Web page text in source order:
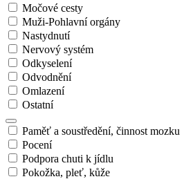
Močové cesty
Muži-Pohlavní orgány
Nastydnutí
Nervový systém
Odkyselení
Odvodnění
Omlazení
Ostatní
Paměť a soustředění, činnost mozku
Pocení
Podpora chuti k jídlu
Pokožka, pleť, kůže